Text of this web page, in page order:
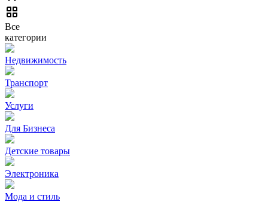
Все
категории
Недвижимость
Транспорт
Услуги
Для Бизнеса
Детские товары
Электроника
Мода и стиль